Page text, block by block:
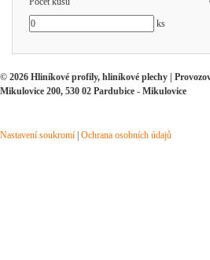
ks
© 2026 Hliníkové profily, hliníkové plechy |
Mikulovice 200, 530 02 Pardubice - Mikulovice
Nastavení soukromí Ochrana osobních údajů